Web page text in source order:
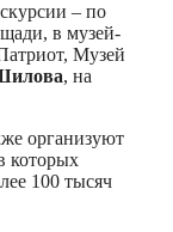
– по
в музей-
Музей
, на
организуют
которых
100 тысяч